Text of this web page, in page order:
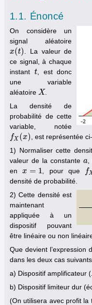
1.1. Énoncé
On considère un
signal aléatoire
x(t)
x(t)
. La valeur de
ce signal, à chaque
instant t
t
, est donc
une variable
aléatoire X
X
La densité de
probabilité de cette
variable, notée
fX (x)
fX(x)
, est représentée
1) Normaliser cette
valeur de la constante a
a,
enx = 1
x= 1 , pour que f
fX
densité de probabilité.
2) Cette densité est
maintenant
appliquée à un
dispositif pouvant
être linéaire ou non
Que devient l’expression
dans les deux cas
a) Dispositif amplificateur (
b) Dispositif limiteur dur
(On utilisera avec profit la